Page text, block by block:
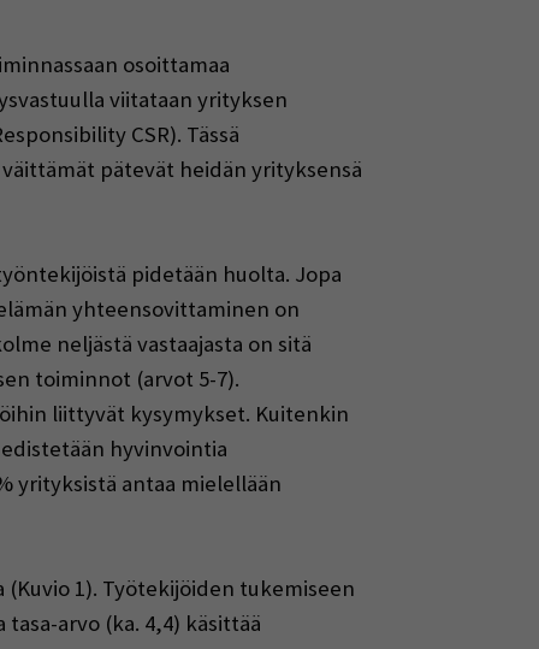
osoittamaa
viitataan yrityksen
CSR). Tässä
pätevät heidän yrityksensä
pidetään huolta. Jopa
yhteensovittaminen on
neljästä vastaajasta on sitä
toiminnot (arvot 5-7).
liittyvät kysymykset. Kuitenkin
hyvinvointia
yrityksistä antaa mielellään
1). Työtekijöiden tukemiseen
arvo (ka. 4,4) käsittää